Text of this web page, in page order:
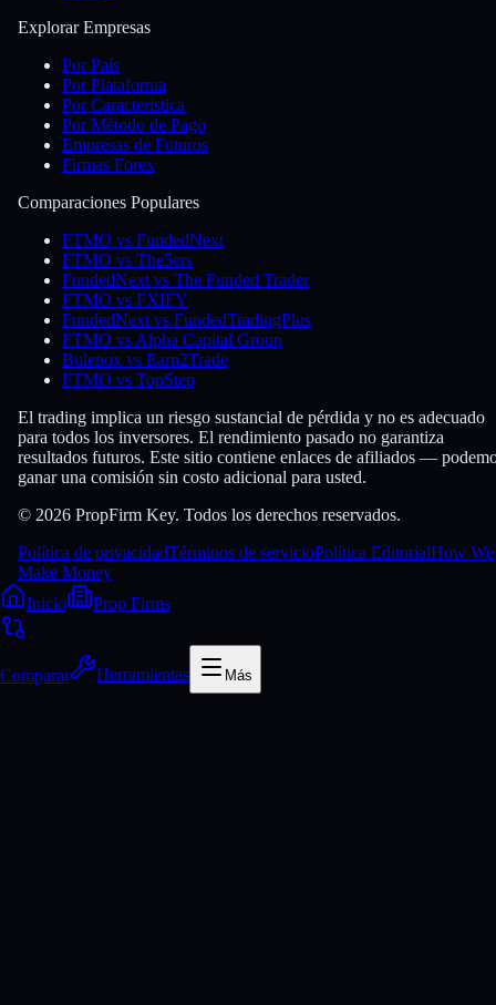
Explorar Empresas
Por País
Por Plataforma
Por Característica
Por Método de Pago
Empresas de Futuros
Firmas Forex
Comparaciones Populares
FTMO vs FundedNext
FTMO vs The5ers
FundedNext vs The Funded Trader
FTMO vs FXIFY
FundedNext vs FundedTradingPlus
FTMO vs Alpha Capital Group
Bulenox vs Earn2Trade
FTMO vs TopStep
El trading implica un riesgo sustancial de pérdida y no es adecuado
para todos los inversores. El rendimiento pasado no garantiza
resultados futuros. Este sitio contiene enlaces de afiliados —
ganar una comisión sin costo adicional para usted.
© 2026 PropFirm Key. Todos los derechos reservados.
Política de privacidadTérminos de servicioPolítica EditorialHow We
Make Money
Inicio
Prop Firms
Comparar Herramientas Más